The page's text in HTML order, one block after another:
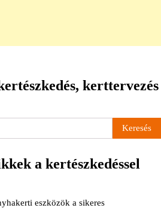
kerttervezés
a kertészkedéssel
eszközök a sikeres